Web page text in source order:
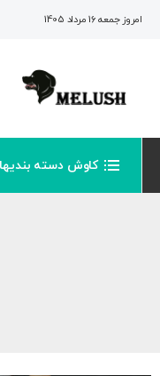
امروز جمعه 16 مرداد 1405
کاوش دسته بندیها